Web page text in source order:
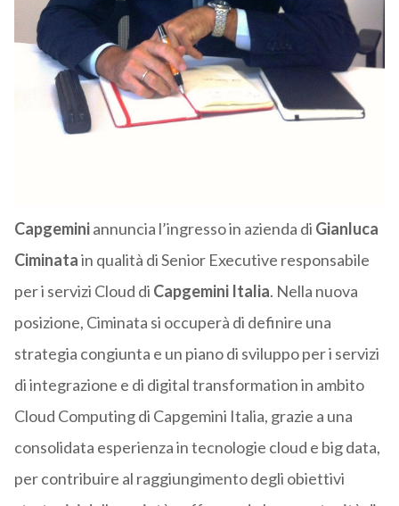
Capgeminiannuncia l’ingresso in azienda di Gianluca
Ciminatain qualità di Senior Executive responsabile
per i servizi Cloud di Capgemini Italia. Nella nuova
posizione, Ciminata si occuperà di definire una
strategia congiunta e un piano di sviluppo per i servizi
di integrazione e di digital transformation in ambito
Cloud Computing di Capgemini Italia, grazie a una
consolidata esperienza in tecnologie cloud e big data,
per contribuire al raggiungimento degli obiettivi